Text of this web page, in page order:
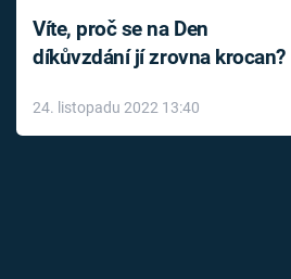
Víte, proč se na Den
díkůvzdání jí zrovna krocan?
24. listopadu 2022 13:40